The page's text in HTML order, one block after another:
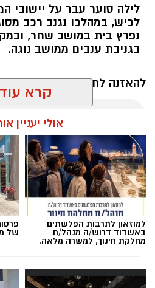
בנוסף, במהלך סוף השבוע
גניבה או כניסה לשטחים
לילה סוער עבר על יישובי
לכיש, במהלכו נגנב רכב
נפרץ בית במושב שחר,
בגניבת ענבים ממושב נוגה.
להאזנה לתוכן:
אלדה נתנאל / 17:57 08.08.26
תגים: לכיש
בעקבות ההתראה שנמסרה
קרא עוד
אולי יעניין
למוזאון לתרבות הפלשתים
באשדוד דרוש/ה מנהל/ת
מחלקת חינוך, למשרה מלאה.
של